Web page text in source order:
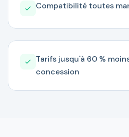
Compatibilité toutes
Tarifs jusqu'à 60 %
concession